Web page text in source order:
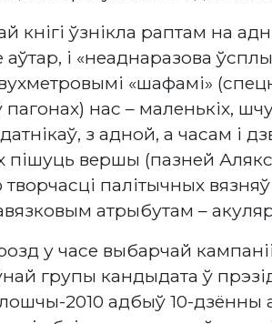
кнігі ўзнікла раптам на
аўтар, і «неаднаразова
«шафамі»
нас – маленькіх,
з адной, а часам і
пішуць вершы (пазней
творчасці палітычных
атрыбутам –
у часе выбарчай
групы кандыдата ў
2010 адбыў 10-